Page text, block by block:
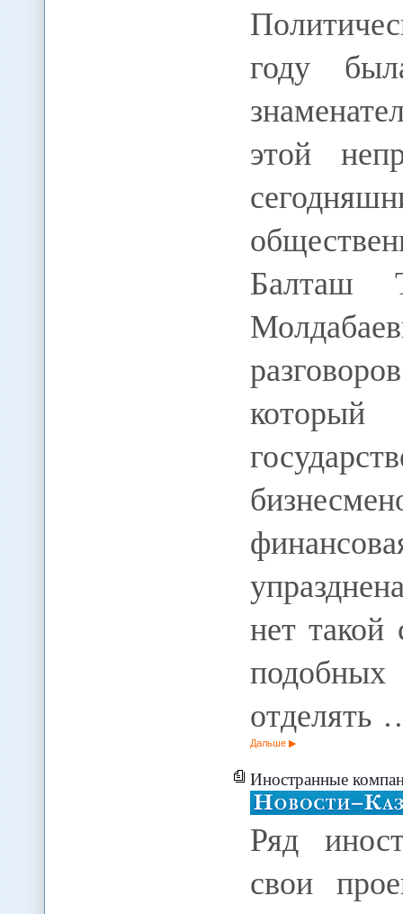
году
этой
Балташ
нет
отделять
Дальше
Иностранные компании
Ряд
свои